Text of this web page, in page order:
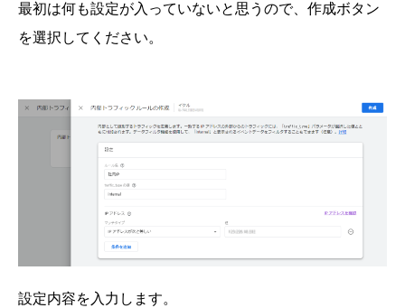
最初は何も設定が入っていないと思うので、作成ボタン
を選択してください。
設定内容を入力します。